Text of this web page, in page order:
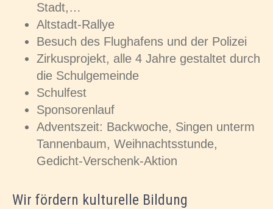
Stadt,…
Altstadt-Rallye
Besuch des Flughafens und der Polizei
Zirkusprojekt, alle 4 Jahre gestaltet durch
die Schulgemeinde
Schulfest
Sponsorenlauf
Adventszeit: Backwoche, Singen unterm
Tannenbaum, Weihnachtsstunde,
Gedicht-Verschenk-Aktion
Wir fördern kulturelle Bildung